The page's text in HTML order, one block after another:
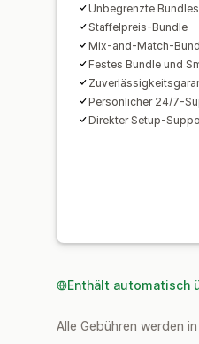
Unbegrenzte
Staffelpreis-Bundle
Mix-and-Match-
Festes Bundle und
Persönlicher 24/7-
Direkter Setup-
Enthält automatisch
Alle Gebühren werden